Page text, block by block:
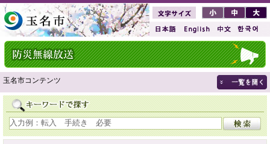
玉名市コンテンツ